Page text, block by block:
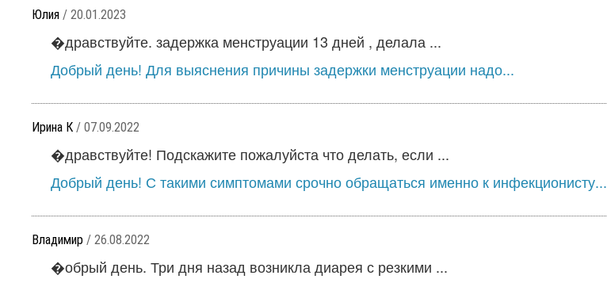
Юлия / 20.01.2023
�дравствуйте. задержка менструации 13 дней , делала ...
Добрый день! Для выяснения причины задержки менструации надо...
Ирина К / 07.09.2022
�дравствуйте! Подскажите пожалуйста что делать, если ...
Добрый день! С такими симптомами срочно обращаться именно к инфекционисту...
Владимир / 26.08.2022
�обрый день. Три дня назад возникла диарея с резкими ...